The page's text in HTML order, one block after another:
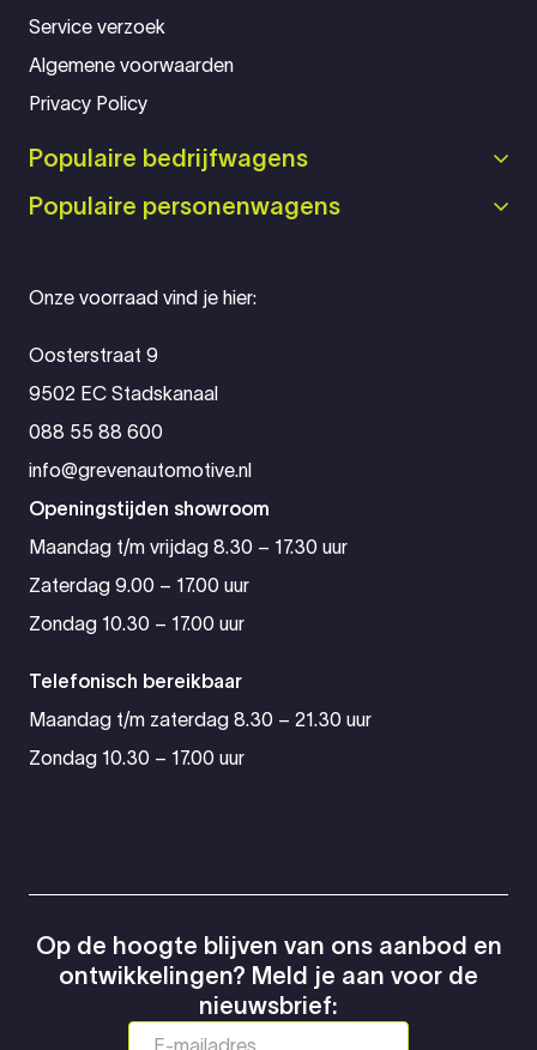
Onze voorraad vind je hier:
Oosterstraat 9
9502 EC Stadskanaal
088 55 88 600
info@grevenautomotive.nl
Openingstijden showroom
Maandag t/m vrijdag 8.30 – 17.30 uur
Zaterdag 9.00 – 17.00 uur
Zondag 10.30 – 17.00 uur
Telefonisch bereikbaar
Maandag t/m zaterdag 8.30 – 21.30 uur
Zondag 10.30 – 17.00 uur
Service verzoek
Algemene voorwaarden
Privacy Policy
Populaire bedrijfwagens
Populaire personenwagens
Op de hoogte blijven van ons aanbod en
ontwikkelingen? Meld je aan voor de
nieuwsbrief: